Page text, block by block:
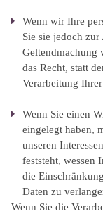
Wenn wir Ihre
Sie sie jedoch
Geltendmachung
das Recht, statt
Verarbeitung
Wenn Sie einen
eingelegt haben,
unseren
feststeht, wessen
die
Daten zu
Wenn Sie die